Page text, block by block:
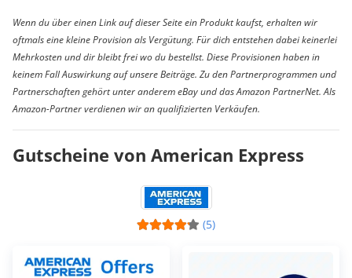
Wenn du über einen Link auf dieser Seite ein Produkt kaufst, erhalten wir
oftmals eine kleine Provision als Vergütung. Für dich entstehen dabei keinerlei
Mehrkosten und dir bleibt frei wo du bestellst. Diese Provisionen haben in
keinem Fall Auswirkung auf unsere Beiträge. Zu den Partnerprogrammen und
Partnerschaften gehört unter anderem eBay und das Amazon PartnerNet. Als
Amazon-Partner verdienen wir an qualifizierten Verkäufen.
Gutscheine von American Express
(5)